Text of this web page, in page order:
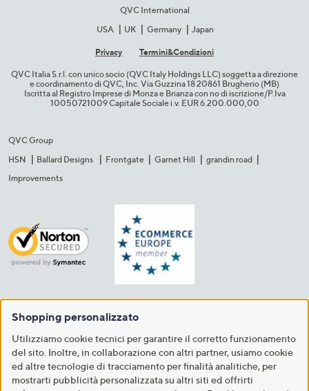
QVC International
USA
UK Germany Japan
Privacy Termini&C​ondizioni
QVC Italia S.r.l. con unico socio (QVC Italy Holdings LLC) soggetta a direzione
e coordinamento di QVC, Inc. Via Guzzina 18 20861 Brugherio (MB)​
Iscritta al Registro Imprese di Monza e Brianza con no di iscrizione/P.Iva
10050721009 Capitale Sociale i.v. EUR 6.200.000,00​
QVC Group
HSN
Ballard Designs Frontgate Garnet Hill
grandin road
Improvements
Shopping personalizzato
Utilizziamo cookie tecnici per garantire il corretto funzionamento
del sito. Inoltre, in collaborazione con altri partner, usiamo cookie
ed altre tecnologie di tracciamento per finalità analitiche, per
mostrarti pubblicità personalizzata su altri siti ed offrirti